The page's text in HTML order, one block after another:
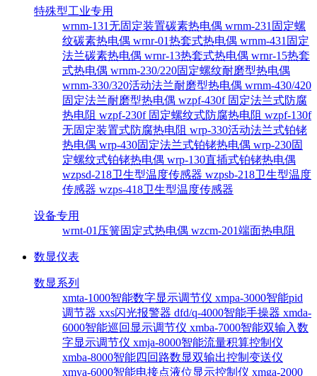
特殊型工业专用
wrnm-131无固定装置碳素热电偶 wrnm-231固定螺
纹碳素热电偶 wrnr-01热套式热电偶 wrnm-431固定
法兰碳素热电偶 wrnr-13热套式热电偶 wrnr-15热套
式热电偶 wrnm-230/220固定螺纹耐磨型热电偶
wrnm-330/320活动法兰耐磨型热电偶 wrnm-430/420
固定法兰耐磨型热电偶 wzpf-430f 固定法兰式防腐
热电阻 wzpf-230f 固定螺纹式防腐热电阻 wzpf-130f
无固定装置式防腐热电阻 wrp-330活动法兰式铂铑
热电偶 wrp-430固定法兰式铂铑热电偶 wrp-230固
定螺纹式铂铑热电偶 wrp-130直插式铂铑热电偶
wzpsd-218卫生型温度传感器 wzpsb-218卫生型温度
传感器 wzps-418卫生型温度传感器
设备专用
wrnt-01压簧固定式热电偶 wzcm-201端面热电阻
数显仪表
数显系列
xmta-1000智能数字显示调节仪 xmpa-3000智能pid
调节器 xxs闪光报警器 dfd/q-4000智能手操器 xmda-
6000智能巡回显示调节仪 xmba-7000智能双输入数
字显示调节仪 xmja-8000智能流量积算控制仪
xmba-8000智能四回路数显双输出控制变送仪
xmya-6000智能电接点液位显示控制仪 xmga-2000